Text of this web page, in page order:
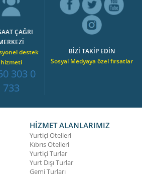
ÇAĞRI
destek
hizmeti
303 0
733
BİZİ TAKİP EDİN
Sosyal Medyaya özel fırsatlar
HİZMET ALANLARIMIZ
Yurtiçi Otelleri
Kıbrıs Otelleri
Yurtiçi Turlar
Yurt Dışı Turlar
Gemi Turları